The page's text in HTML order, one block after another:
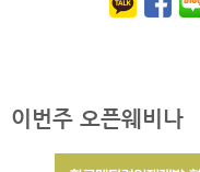
이번주 오픈웨비나